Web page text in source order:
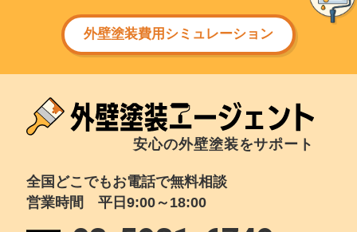
外壁塗装費用シミュレーション
安心の外壁塗装をサポート
全国どこでもお電話で無料相談
営業時間 平日9:00～18:00